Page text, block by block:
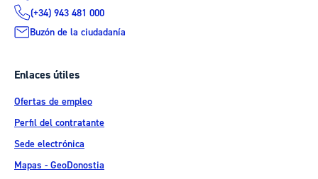
(+34) 943 481 000
Buzón de la ciudadanía
Enlaces útiles
Ofertas de empleo
Perfil del contratante
Sede electrónica
Mapas - GeoDonostia